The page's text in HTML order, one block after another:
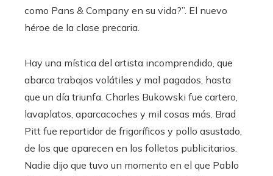
como Pans & Company en su vida?”. El nuevo
héroe de la clase precaria.
Hay una mística del artista incomprendido, que
abarca trabajos volátiles y mal pagados, hasta
que un día triunfa. Charles Bukowski fue cartero,
lavaplatos, aparcacoches y mil cosas más. Brad
Pitt fue repartidor de frigoríficos y pollo asustado,
de los que aparecen en los folletos publicitarios.
Nadie dijo que tuvo un momento en el que Pablo